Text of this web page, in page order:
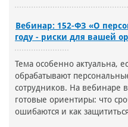
Вебинар: 152-ФЗ «О
году - риски для вашей
Тема особенно актуальна,
обрабатывают
сотрудников. На вебинаре
готовые ориентиры: что
ошибаются и как